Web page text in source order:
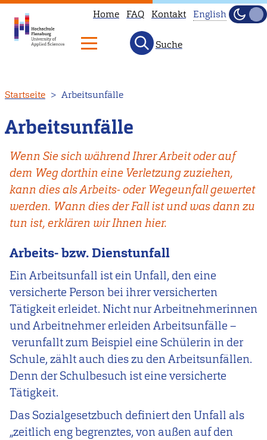
zum
Inhalt
Home FAQ Kontakt
English.
Head
our
English
Hell
Suche
Startseite Arbeitsunfälle
Arbeitsunfälle
Wenn Sie sich während Ihrer Arbeit oder auf
dem Weg dorthin eine Verletzung zuziehen,
kann dies als Arbeits- oder Wegeunfall gewertet
werden. Wann dies der Fall ist und was dann zu
tun ist, erklären wir Ihnen hier.
Arbeits- bzw. Dienstunfall
Ein Arbeitsunfall ist ein Unfall, den eine
versicherte Person bei ihrer versicherten
Tätigkeit erleidet. Nicht nur Arbeitnehmerinnen
und Arbeitnehmer erleiden Arbeitsunfälle –
verunfallt zum Beispiel eine Schülerin in der
Schule, zählt auch dies zu den Arbeitsunfällen.
Denn der Schulbesuch ist eine versicherte
Tätigkeit.
Das Sozialgesetzbuch definiert den Unfall als
„zeitlich eng begrenztes, von außen auf den